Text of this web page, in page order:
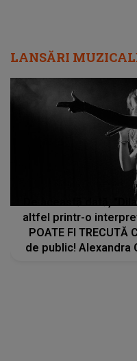
LANSĂRI
De această dată,
altfel printr-o
POATE FI TRECUTĂ
de public! Alexandra